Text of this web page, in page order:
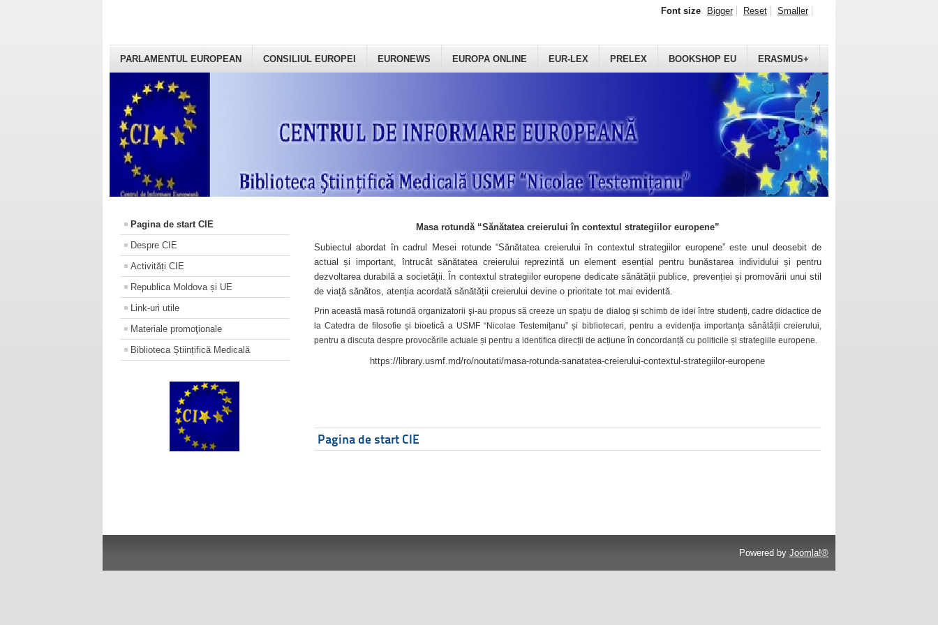
PARLAMENTUL EUROPEAN CONSILIUL EUROPEI EURONEWS EUROPA ONLINE EUR-LEX PRELEX BOOKSHOP EU ERASMUS+
Font size Bigger Reset Smaller
Pagina de start CIE
Despre CIE
Activități CIE
Republica Moldova și UE
Link-uri utile
Materiale promoţionale
Biblioteca Științifică Medicală
Masa rotundă “Sănătatea creierului în contextul strategiilor europene”
Subiectul abordat în cadrul Mesei rotunde “Sănătatea creierului în contextul strategiilor europene” este unul deosebit de
actual și important, întrucât sănătatea creierului reprezintă un element esențial pentru bunăstarea individului și pentru
dezvoltarea durabilă a societății. În contextul strategiilor europene dedicate sănătății publice, prevenției și promovării unui stil
de viață sănătos, atenția acordată sănătății creierului devine o prioritate tot mai evidentă.
Prin această masă rotundă organizatorii şi-au propus să creeze un spațiu de dialog și schimb de idei între studenți, cadre didactice de
la Catedra de filosofie și bioetică a USMF “Nicolae Testemițanu” și bibliotecari, pentru a evidenția importanța sănătății creierului,
pentru a discuta despre provocările actuale și pentru a identifica direcții de acțiune în concordanță cu politicile și strategiile europene.
https://library.usmf.md/ro/noutati/masa-rotunda-sanatatea-creierului-contextul-strategiilor-europene
Pagina de start CIE
Powered by Joomla!®